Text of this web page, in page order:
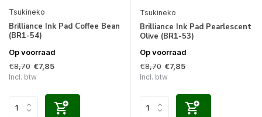
Tsukineko
Brilliance Ink Pad Coffee Bean
(BR1-54)
Op voorraad
€8,70 €7,85
Incl. btw
Tsukineko
Brilliance Ink Pad Pearlescent
Olive (BR1-53)
Op voorraad
€8,70 €7,85
Incl. btw